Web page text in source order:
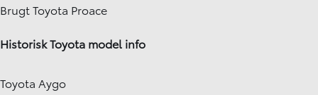
Brugt Toyota Proace
Historisk Toyota model info
Toyota Aygo